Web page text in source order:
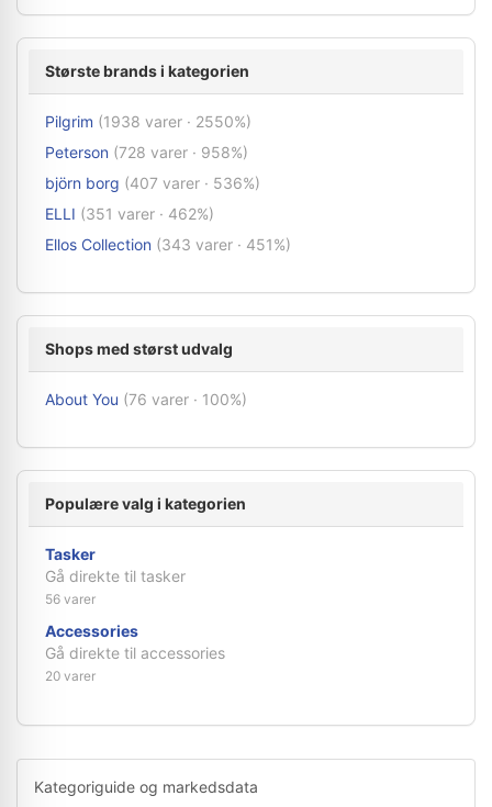
Største brands i kategorien
Pilgrim (1938 varer · 2550%)
Peterson (728 varer · 958%)
björn borg (407 varer · 536%)
ELLI (351 varer · 462%)
Ellos Collection (343 varer · 451%)
Shops med størst udvalg
About You (76 varer · 100%)
Populære valg i kategorien
Tasker
Gå direkte til tasker
56 varer
Accessories
Gå direkte til accessories
20 varer
Kategoriguide og markedsdata